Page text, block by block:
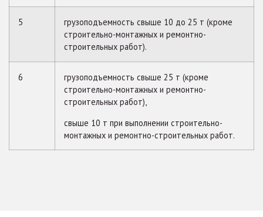
5
грузоподъемность свыше 10 до 25 т (кроме
строительно-монтажных и ремонтно-
строительных работ).
6
грузоподъемность свыше 25 т (кроме
строительно-монтажных и ремонтно-
строительных работ),
свыше 10 т при выполнении строительно-
монтажных и ремонтно-строительных работ.